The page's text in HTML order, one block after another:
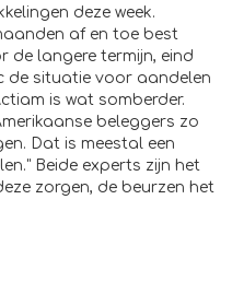
deze week.
af en toe best
de langere termijn, eind
de situatie voor aandelen
is wat somberder.
beleggers zo
Dat is meestal een
Beide experts zijn het
zorgen, de beurzen het